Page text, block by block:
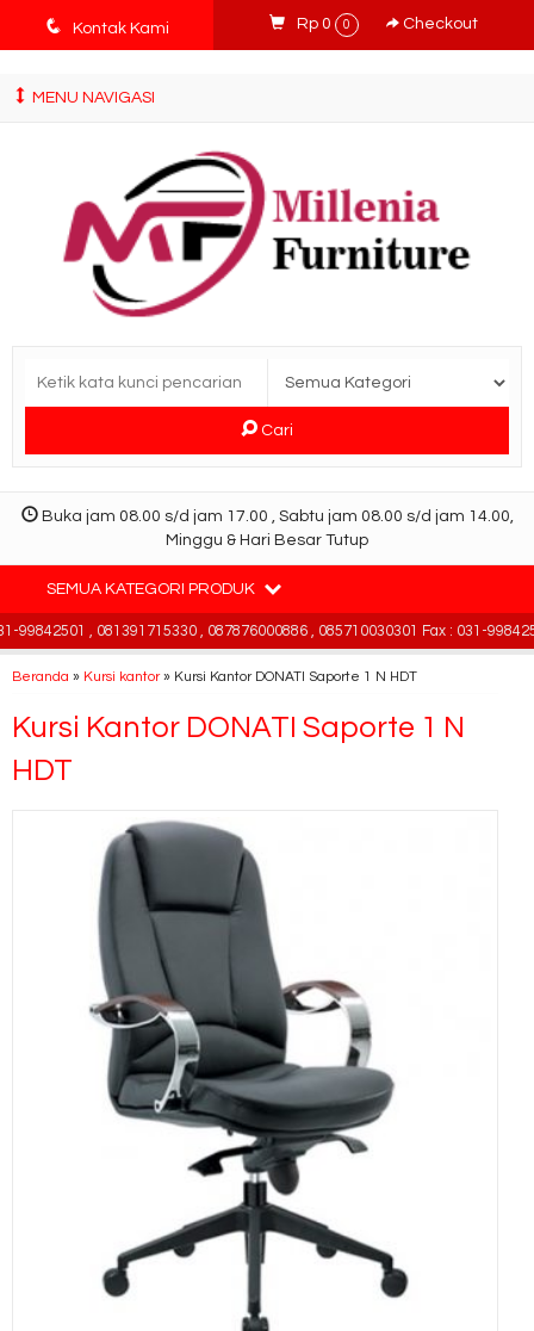
tv3ISbyqwvMDypa7aIfj2FUlPKawe7X5fX5v6wsT4Ns
q Kontak Kami Rp 0 0 Checkout
MENU NAVIGASI
Cari
Buka jam 08.00 s/d jam 17.00 , Sabtu jam 08.00 s/d jam 14.00,
Minggu & Hari Besar Tutup
SEMUA KATEGORI PRODUK
99842501 , 081391715330 , 087876000886 , 085710030301 Fax : 031-
Beranda » Kursi kantor» Kursi Kantor DONATI Saporte 1 N HDT
Kursi Kantor DONATI Saporte 1 N
HDT